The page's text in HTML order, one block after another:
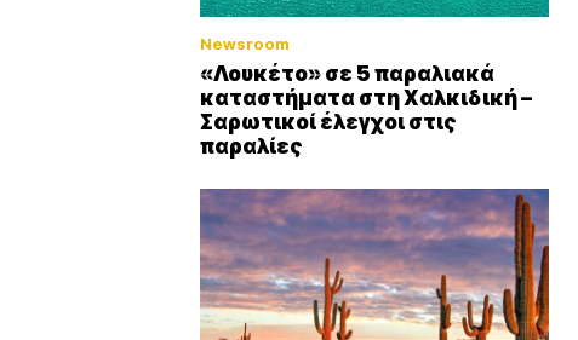
Newsroom
«Λουκέτο» σε 5 παραλιακά
καταστήματα στη Χαλκιδική –
Σαρωτικοί έλεγχοι στις
παραλίες